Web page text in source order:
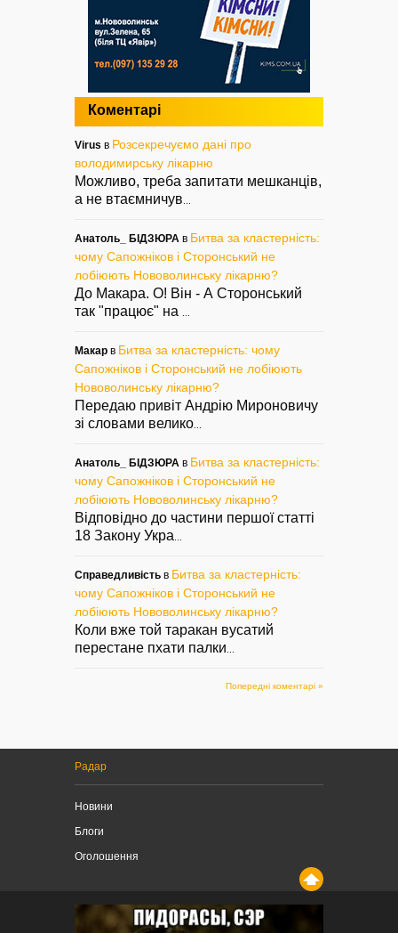
Коментарі
Virus в Розсекречуємо дані про
володимирську лікарню
Можливо, треба запитати мешканців,
а не втаємничув
Анатоль_ БІДЗЮРА в Битва за кластерність:
чому Сапожніков і Сторонський не
лобіюють Нововолинську лікарню?
До Макара. О! Він - А Сторонський
так "працює" на
Макар в Битва за кластерність: чому
Сапожніков і Сторонський не лобіюють
Нововолинську лікарню?
Передаю привіт Андрію Мироновичу
зі словами велико
Анатоль_ БІДЗЮРА в Битва за кластерність:
чому Сапожніков і Сторонський не
лобіюють Нововолинську лікарню?
Відповідно до частини першої статті
18 Закону Укра
Справедливість в Битва за кластерність:
чому Сапожніков і Сторонський не
лобіюють Нововолинську лікарню?
Коли вже той таракан вусатий
перестане пхати палки
Попередні коментарі »
Радар
Новини
Блоги
Оголошення